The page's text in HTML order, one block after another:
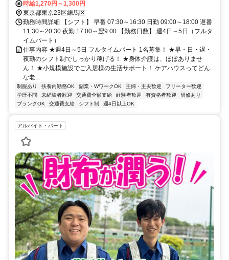
院｣バス停下車徒歩3分
時給1,270円～1,300円
東京都東京23区練馬区
勤務時間詳細 【シフト】 早番 07:30～16:30 日勤 09:00～18:00 遅番
11:30～20:30 夜勤 17:00～翌9:00 【勤務日数】 週4日～5日（フルタ
イムパート）
仕事内容 ★週4日～5日 フルタイムパート 1名募集！ ★早・日・遅・
夜勤のシフト制でしっかり稼げる！ ★身体介護は、ほぼありませ
ん！ ★小規模施設でご入居様の生活サポート！ ケアハウスってどん
な老...
制服あり 扶養内勤務OK 副業・WワークOK 主婦・主夫歓迎
フリーター歓迎
学歴不問
未経験者歓迎 交通費全額支給 経験者歓迎 有資格者歓迎
研修あり
ブランクOK
交通費支給 シフト制 週4日以上OK
アルバイト・パート